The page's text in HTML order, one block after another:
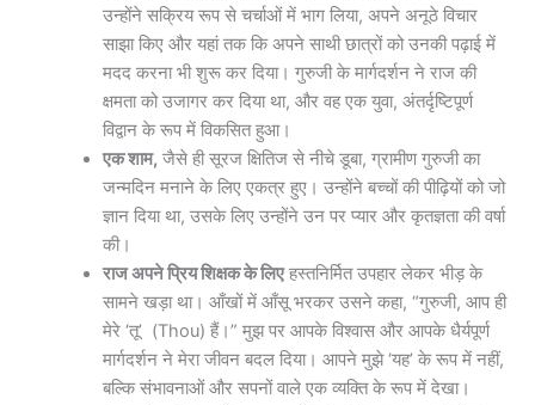
उन्होंने सक्रिय रूप से चर्चाओं में भाग लिया, अपने अनूठे विचार
साझा किए और यहां तक कि अपने साथी छात्रों को उनकी पढ़ाई में
मदद करना भी शुरू कर दिया। गुरुजी के मार्गदर्शन ने राज की
क्षमता को उजागर कर दिया था, और वह एक युवा, अंतर्दृष्टिपूर्ण
विद्वान के रूप में विकसित हुआ।
एक शाम, जैसे ही सूरज क्षितिज से नीचे डूबा, ग्रामीण गुरुजी का
जन्मदिन मनाने के लिए एकत्र हुए। उन्होंने बच्चों की पीढ़ियों को जो
ज्ञान दिया था, उसके लिए उन्होंने उन पर प्यार और कृतज्ञता की वर्षा
की।
राज अपने प्रिय शिक्षक के लिएहस्तनिर्मित उपहार लेकर भीड़ के
सामने खड़ा था। आँखों में आँसू भरकर उसने कहा, “गुरुजी, आप ही
मेरे ‘तू’ (Thou) हैं।” मुझ पर आपके विश्वास और आपके धैर्यपूर्ण
मार्गदर्शन ने मेरा जीवन बदल दिया। आपने मुझे ‘यह’ के रूप में नहीं,
बल्कि संभावनाओं और सपनों वाले एक व्यक्ति के रूप में देखा।